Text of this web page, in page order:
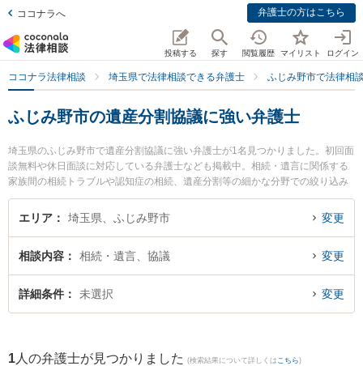
ココナラへ 弁護士の方はこちら
投稿する 探す 閲覧履歴 マイリスト ログイン
ココナラ法律相談 埼玉県で法律相談できる弁護士 ふじみ野市で法律相
ふじみ野市の遺産分割協議に強い弁護士
埼玉県のふじみ野市で遺産分割協議に強い弁護士が1名見つかりました。初回面
談無料や休日面談に対応している弁護士なども掲載中。相続・遺言に関係する
家族間の相続トラブルや認知症の相続、遺産分割等の細かな分野での絞り込み
検索もでき便利です。特にふじみ野法律事務所の樺澤 裕之弁護士のプロフィー
ル情報や弁護士費用、強みなどが注目されています。『ふじみ野市で土日や夜
無料で遺産分割協議を法律相談できるふじみ野市内の弁護士に相談予約した
い』などでお困りの相談者さんにおすすめです。
エリア 埼玉県、ふじみ野市 変更
相談内容 相続・遺言、協議 変更
詳細条件 未選択 変更
1 人の弁護士が見つかりました (検索結果について詳しくは こちら)